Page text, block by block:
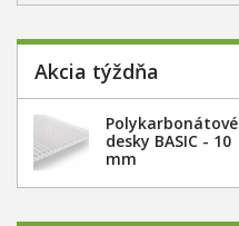
Akcia týždňa
Polykarbonátové
desky BASIC - 10
mm